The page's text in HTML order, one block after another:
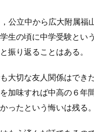
公立中から広大附属福
生の頃に中学受験とい
振り返ることはある。
大切な友人関係はでき
加味すれば中高の６年
ったという悔いは残る。